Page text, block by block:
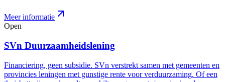
Meer informatie
Open
SVn Duurzaamheidslening
Financiering, geen subsidie. SVn verstrekt samen met gemeenten en
provincies leningen met gunstige rente voor verduurzaming. Of een